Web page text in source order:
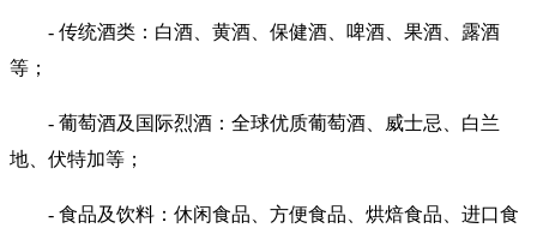
- 传统酒类：白酒、黄酒、保健酒、啤酒、果酒、露酒
等；
- 葡萄酒及国际烈酒：全球优质葡萄酒、威士忌、白兰
地、伏特加等；
- 食品及饮料：休闲食品、方便食品、烘焙食品、进口食